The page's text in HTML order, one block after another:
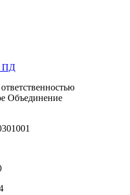
ПД
Объединение